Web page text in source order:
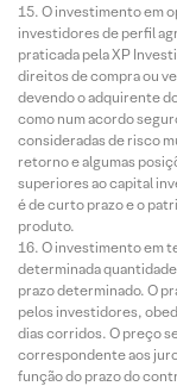
O investimento em
investidores de perfil
praticada pela XP
direitos de compra ou
devendo o adquirente
como num acordo
consideradas de risco
retorno e algumas
superiores ao capital
é de curto prazo e o
produto.
O investimento em
determinada
prazo determinado. O
pelos investidores,
dias corridos. O preço
correspondente aos
função do prazo do